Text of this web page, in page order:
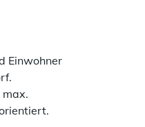
Einwohner
max.